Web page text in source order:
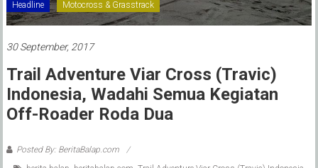
Headline Motocross & Grasstrack
30 September, 2017
Trail Adventure Viar Cross (Travic)
Indonesia, Wadahi Semua Kegiatan
Off-Roader Roda Dua
Posted By: BeritaBalap.com